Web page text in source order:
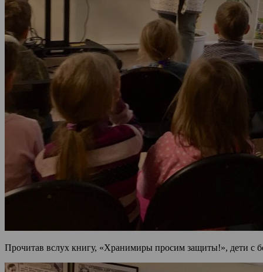
Прочитав вслух книгу, «Хранимиры просим защиты!», дети